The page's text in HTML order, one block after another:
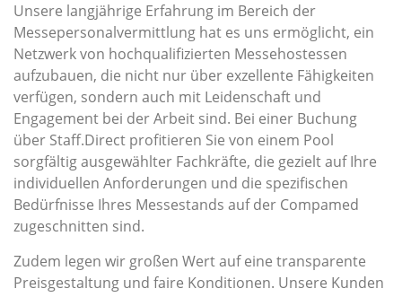
Unsere langjährige Erfahrung im Bereich der
Messepersonalvermittlung hat es uns ermöglicht, ein
Netzwerk von hochqualifizierten Messehostessen
aufzubauen, die nicht nur über exzellente Fähigkeiten
verfügen, sondern auch mit Leidenschaft und
Engagement bei der Arbeit sind. Bei einer Buchung
über Staff.Direct profitieren Sie von einem Pool
sorgfältig ausgewählter Fachkräfte, die gezielt auf Ihre
individuellen Anforderungen und die spezifischen
Bedürfnisse Ihres Messestands auf der Compamed
zugeschnitten sind.
Zudem legen wir großen Wert auf eine transparente
Preisgestaltung und faire Konditionen. Unsere Kunden